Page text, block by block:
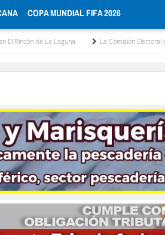
COPA MUNDIAL FIFA 2026
La Comisión Electoral del Colegio de